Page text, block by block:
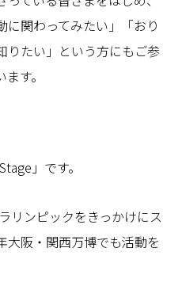
に関わってみたい」「おり
りたい」という方にもご参
す。
」です。
リンピックをきっかけにス
大阪・関西万博でも活動を